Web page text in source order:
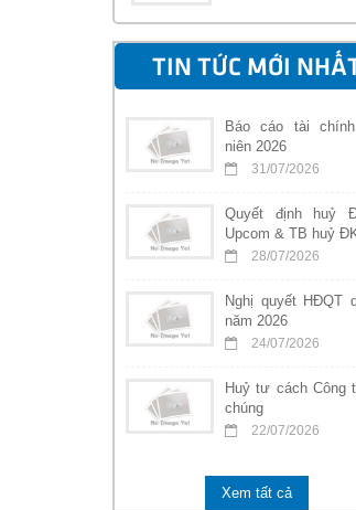
TIN TỨC MỚI
Báo cáo tài
niên 2026
31/07/2026
Quyết định huỷ
Upcom & TB huỷ
28/07/2026
Nghị quyết HĐQT
năm 2026
24/07/2026
Huỷ tư cách Công
chúng
22/07/2026
Xem tất cả